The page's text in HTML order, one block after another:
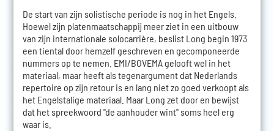
De start van zijn solistische periode is nog in het Engels.
Hoewel zijn platenmaatschappij meer ziet in een uitbouw
van zijn internationale solocarrière, beslist Long begin 1973
een tiental door hemzelf geschreven en gecomponeerde
nummers op te nemen. EMI/BOVEMA gelooft wel in het
materiaal, maar heeft als tegenargument dat Nederlands
repertoire op zijn retour is en lang niet zo goed verkoopt als
het Engelstalige materiaal. Maar Long zet door en bewijst
dat het spreekwoord "de aanhouder wint" soms heel erg
waar is.